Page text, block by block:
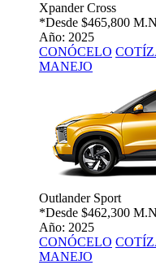
Xpander Cross
*Desde $465,800
Año: 2025
CONÓCELO
MANEJO
Outlander Sport
*Desde $462,300
Año: 2025
CONÓCELO
MANEJO